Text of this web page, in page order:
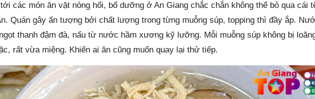
các món ăn vặt nóng hổi, bổ dưỡng ở An Giang chắc chắn không thể bỏ qua cái
Quán gây ấn tượng bởi chất lượng trong từng muỗng súp, topping thì đầy ắp.
thanh đậm đà, nấu từ nước hầm xương kỹ lưỡng. Mỗi muỗng súp không bị
rất vừa miệng. Khiến ai ăn cũng muốn quay lại thử tiếp.